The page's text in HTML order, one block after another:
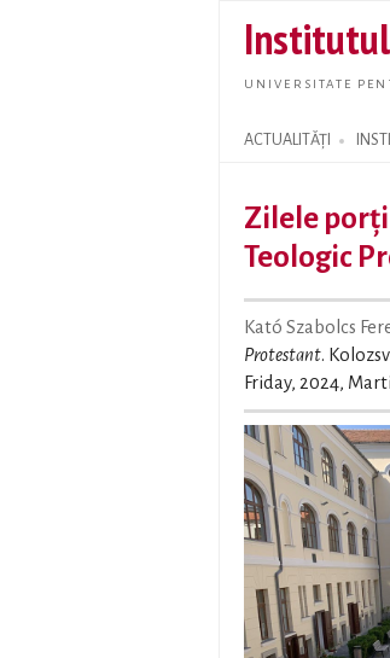
UNIVERSITATE
ACTUALITĂȚI
Search form
Zilele
Teologic
Kató Szabolcs
Protestant.
Friday, 2024,